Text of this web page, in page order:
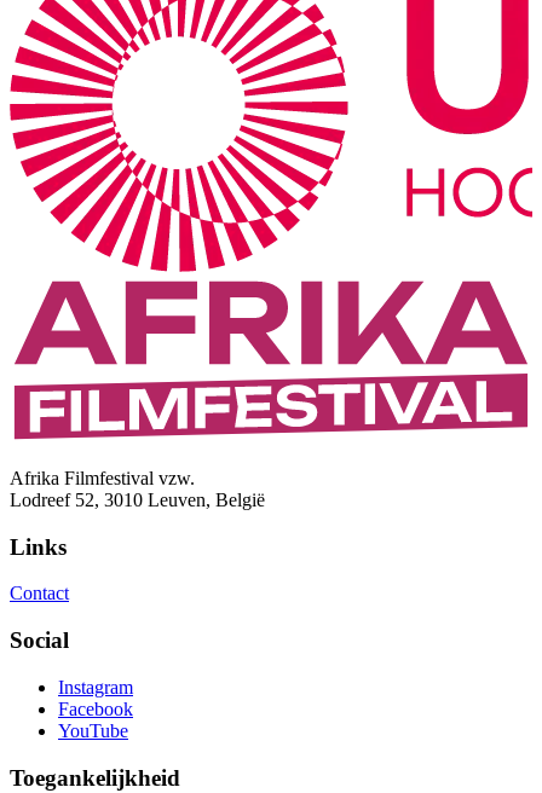
Afrika Filmfestival vzw.
Lodreef 52, 3010 Leuven, België
Links
Contact
Social
Instagram
Facebook
YouTube
Toegankelijkheid